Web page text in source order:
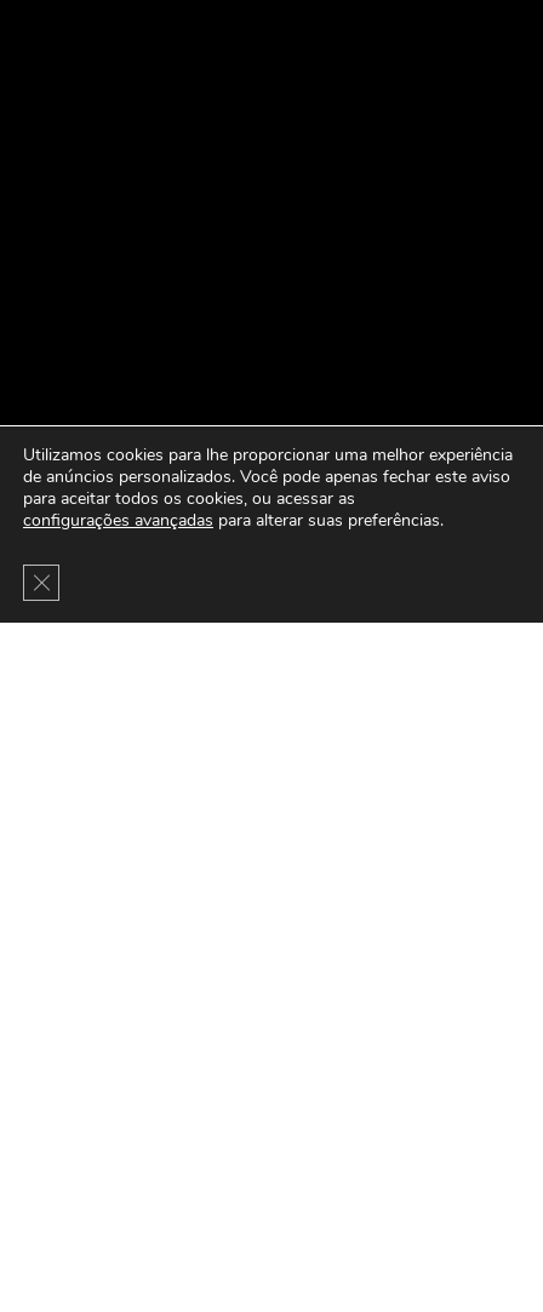
Utilizamos cookies para lhe proporcionar uma melhor experiência
de anúncios personalizados. Você pode apenas fechar este aviso
para aceitar todos os cookies, ou acessar as
configurações avançadas para alterar suas preferências.
Close GDPR Cookie Banner